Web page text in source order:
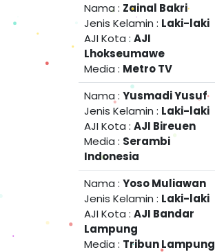
Nama : Zainal Bakri
Jenis Kelamin : Laki-laki
AJI Kota : AJI
Lhokseumawe
Media : Metro TV
Nama : Yusmadi Yusuf
Jenis Kelamin : Laki-laki
AJI Kota : AJI Bireuen
Media : Serambi
Indonesia
Nama : Yoso Muliawan
Jenis Kelamin : Laki-laki
AJI Kota : AJI Bandar
Lampung
Media : Tribun Lampung